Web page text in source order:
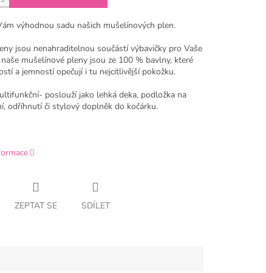
výhodnou sadu našich mušelínových plen.
jsou nenahraditelnou součástí výbavičky pro Vaše
mušelínové pleny jsou ze 100 % bavlny, které
a jemností opečují i tu nejcitlivější pokožku.
poslouží jako lehká deka, podložka na
odříhnutí či stylový doplněk do kočárku.
ZEPTAT SE SDÍLET